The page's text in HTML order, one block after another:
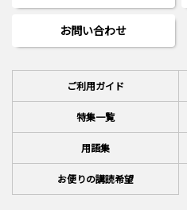
お問い合わせ
ご利用ガイド
特集一覧
用語集
お便りの講読希望